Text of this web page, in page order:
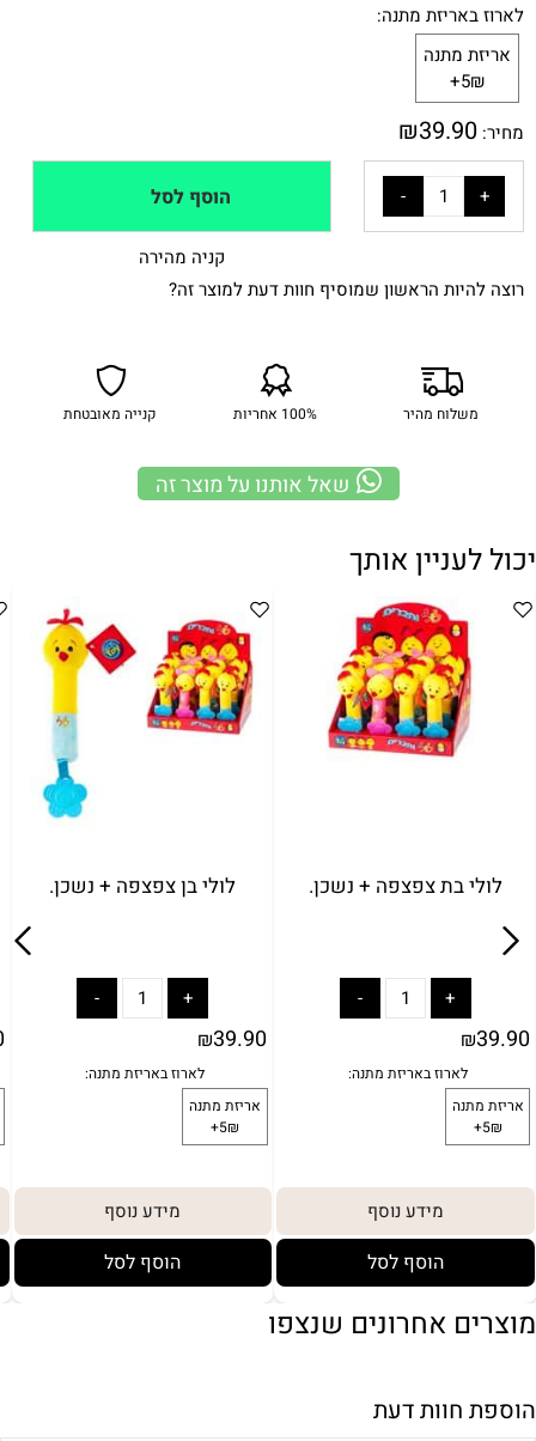
לארוז באריזת מתנה:
אריזת מתנה
5₪+
מחיר:
₪39.90
הוסף לסל
קניה מהירה
רוצה להיות הראשון שמוסיף חוות דעת למוצר זה?
משלוח מהיר 100% אחריות קנייה מאובטחת
שאל אותנו על מוצר זה
יכול לעניין אותך
לולי בן צפצפה + נשכן.
₪39.90
מידע נוסף
הוסף לסל
לולי בת צפצפה + נשכן.
₪39.90
מידע נוסף
הוסף לסל
מוצרים אחרונים שנצפו
הוספת חוות דעת